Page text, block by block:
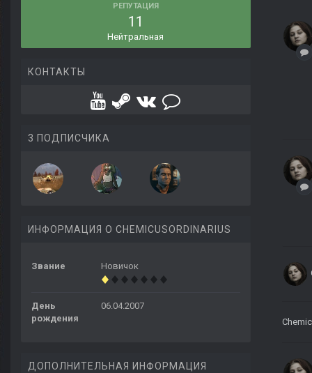
РЕПУТАЦИЯ
11
Нейтральная
КОНТАКТЫ
3 ПОДПИСЧИКА
ИНФОРМАЦИЯ О CHEMICUSORDINARIUS
Звание Новичок
День
рождения
06.04.2007
ДОПОЛНИТЕЛЬНАЯ ИНФОРМАЦИЯ